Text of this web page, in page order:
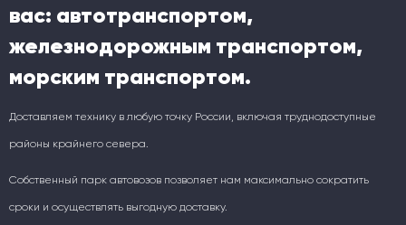
вас: автотранспортом,
железнодорожным транспортом,
морским транспортом.
Доставляем технику в любую точку России, включая труднодоступные
районы крайнего севера.
Собственный парк автовозов позволяет нам максимально сократить
сроки и осуществлять выгодную доставку.